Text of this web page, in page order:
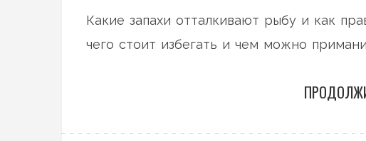
Какие запахи отталкивают рыбу и как
чего стоит избегать и чем можно